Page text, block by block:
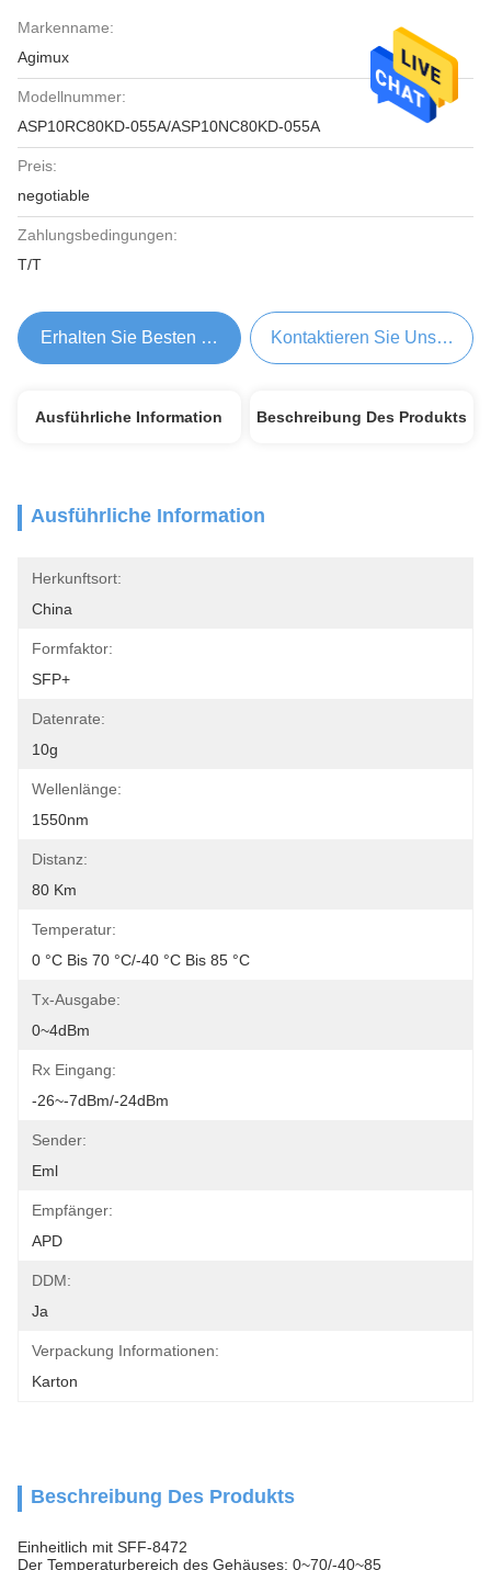
Markenname:
Agimux
Modellnummer:
ASP10RC80KD-055A/ASP10NC80KD-055A
Preis:
negotiable
Zahlungsbedingungen:
T/T
Erhalten Sie Besten Preis Kontaktieren Sie Uns Jetzt
Ausführliche Information Beschreibung Des Produkts
Ausführliche Information
Herkunftsort:
China
Formfaktor:
SFP+
Datenrate:
10g
Wellenlänge:
1550nm
Distanz:
80 Km
Temperatur:
0 °C Bis 70 °C/-40 °C Bis 85 °C
Tx-Ausgabe:
0~4dBm
Rx Eingang:
-26~-7dBm/-24dBm
Sender:
Eml
Empfänger:
APD
DDM:
Ja
Verpackung Informationen:
Karton
Beschreibung Des Produkts
Einheitlich mit SFF-8472
Der Temperaturbereich des Gehäuses: 0~70/-40~85